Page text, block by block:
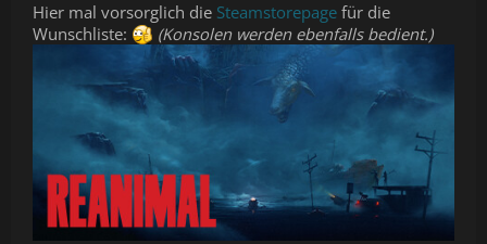
Hier mal vorsorglich die Steamstorepage für die
Wunschliste:
(Konsolen werden ebenfalls bedient.)